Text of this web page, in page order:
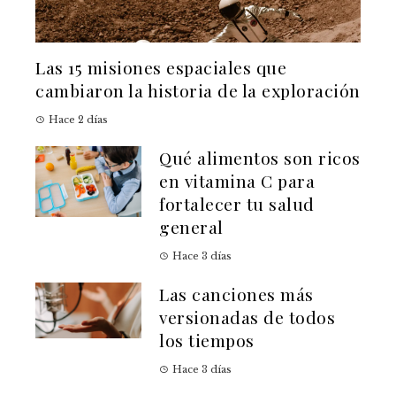
Las 15 misiones espaciales que
cambiaron la historia de la exploración
Hace 2 días
Qué alimentos son ricos
en vitamina C para
fortalecer tu salud
general
Hace 3 días
Las canciones más
versionadas de todos
los tiempos
Hace 3 días